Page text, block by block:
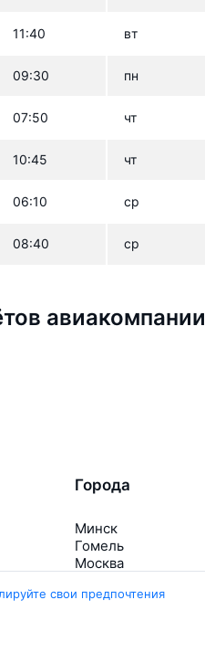
11:40 вт
09:30 пн
07:50 чт
10:45 чт
06:10 ср
08:40 ср
авиакомпании
Города
Минск
Гомель
Москва
Маврикий
свои предпочтения